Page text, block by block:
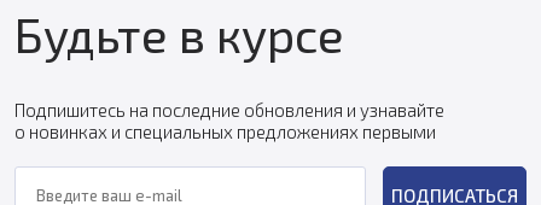
Будьте в курсе
Подпишитесь на последние обновления и узнавайте
о новинках и специальных предложениях первыми
ПОДПИСАТЬСЯ